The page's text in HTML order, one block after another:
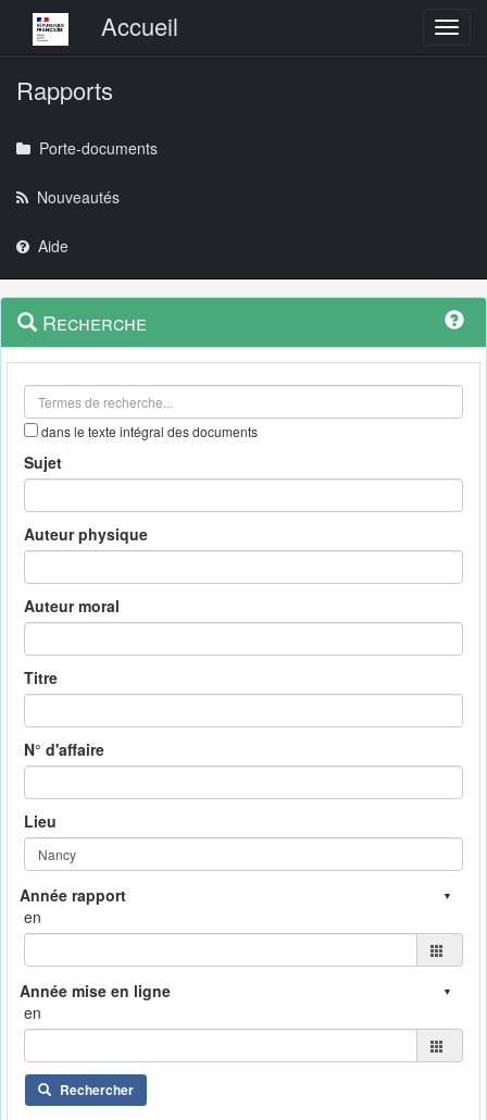
Menu principalAccueil
Rapports
Porte-documents
Nouveautés
Aide
Navigation
outils
Menu
contextuel
Recherche
dans le texte intégral des documents
Sujet
Auteur physique
Auteur moral
Titre
N° d'affaire
Lieu
en
en
Rechercher